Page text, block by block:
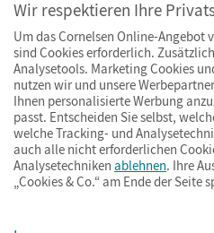
ImpressumAGBDatenschutz
Wir respektieren Ihre
Um das Cornelsen Online-Angebot
sind Cookies erforderlich.
Analysetools. Marketing Cookies
nutzen wir und unsere
Ihnen personalisierte Werbung
passt. Entscheiden Sie selbst,
welche Tracking- und
auch alle nicht erforderlichen
Analysetechniken ablehnen. Ihre
„Cookies & Co.“ am Ende der